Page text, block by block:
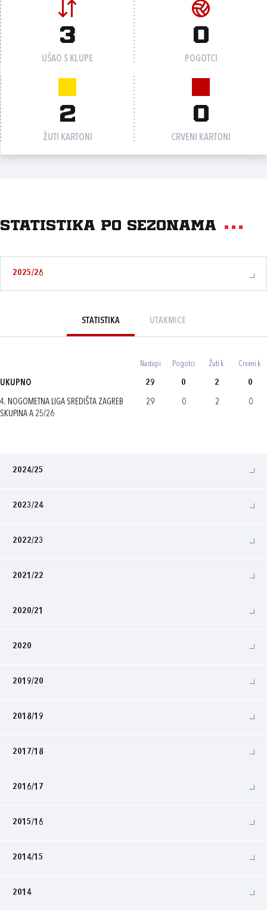
3
UŠAO S KLUPE
0
POGOTCI
2
ŽUTI KARTONI
0
CRVENI KARTONI
Statistika po sezonama
2025/26
STATISTIKA UTAKMICE
Nastupi Pogotci Žuti k. Crveni k.
UKUPNO 29 0 2 0
4. NOGOMETNA LIGA SREDIŠTA ZAGREB
SKUPINA A 25/26
29 0 2 0
2024/25
2023/24
2022/23
2021/22
2020/21
2020
2019/20
2018/19
2017/18
2016/17
2015/16
2014/15
2014